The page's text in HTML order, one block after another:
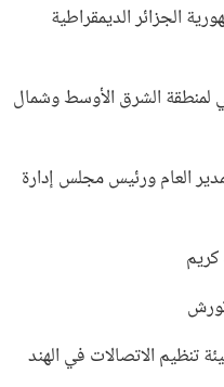
الجزائر الديمقراطية
لمنطقة الشرق الأوسط وشمال
العام ورئيس مجلس إدارة
كريم
تنظيم الاتصالات في الهند